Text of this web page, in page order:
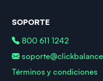
SOPORTE
800 611 1242
Términos y condiciones